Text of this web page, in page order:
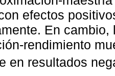
efectos
En
rendimiento
en resultados